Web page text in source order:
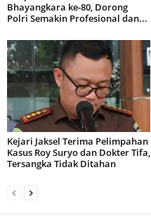
Bhayangkara ke-80, Dorong
Polri Semakin Profesional dan...
Kejari Jaksel Terima Pelimpahan
Kasus Roy Suryo dan Dokter Tifa,
Tersangka Tidak Ditahan